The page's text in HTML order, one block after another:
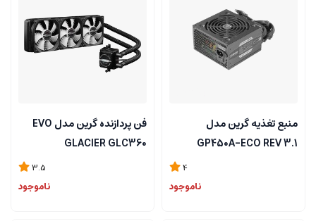
منبع تغذیه گرین مدل
GP450A-ECO REV 3.1
ناموجود
فن پردازنده گرین مدل EVO
GLACIER GLC360
3.5
ناموجود